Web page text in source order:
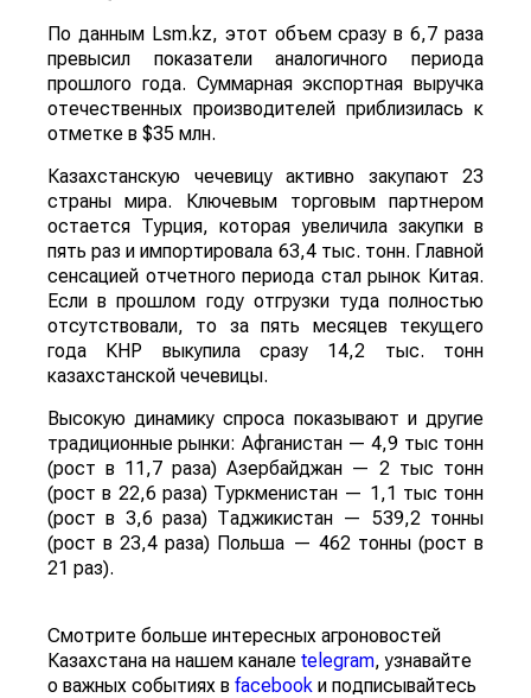
За первые пять месяцев этого года аграрии
Казахстана совершили масштабный прорыв
на мировом рынке зернобобовых, продав за
рубеж более 93 тыс тонн чечевицы,
сообщаетWorld of NAN.
По данным Lsm.kz, этот объем сразу в 6,7 раза
превысил показатели аналогичного периода
прошлого года. Суммарная экспортная выручка
отметке в $35 млн.
Казахстанскую чечевицу активно закупают 23
страны мира. Ключевым торговым партнером
остается Турция, которая увеличила закупки в
пять раз и импортировала 63,4 тыс. тонн. Главной
сенсацией отчетного периода стал рынок Китая.
года КНР выкупила сразу 14,2 тыс. тонн
казахстанской чечевицы.